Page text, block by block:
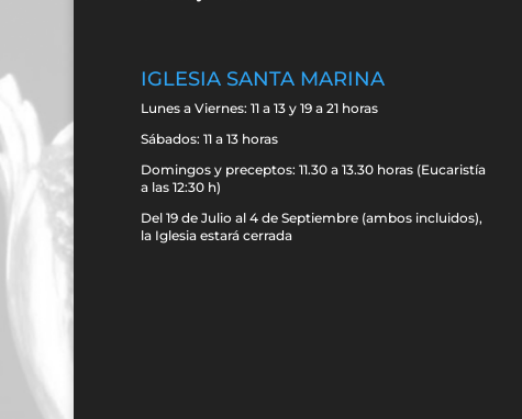
IGLESIA SANTA MARINA
Lunes a Viernes: 11 a 13 y 19 a 21 horas
Sábados: 11 a 13 horas
Domingos y preceptos: 11.30 a 13.30 horas (Eucaristía
a las 12:30 h)
Del 19 de Julio al 4 de Septiembre (ambos incluidos),
la Iglesia estará cerrada